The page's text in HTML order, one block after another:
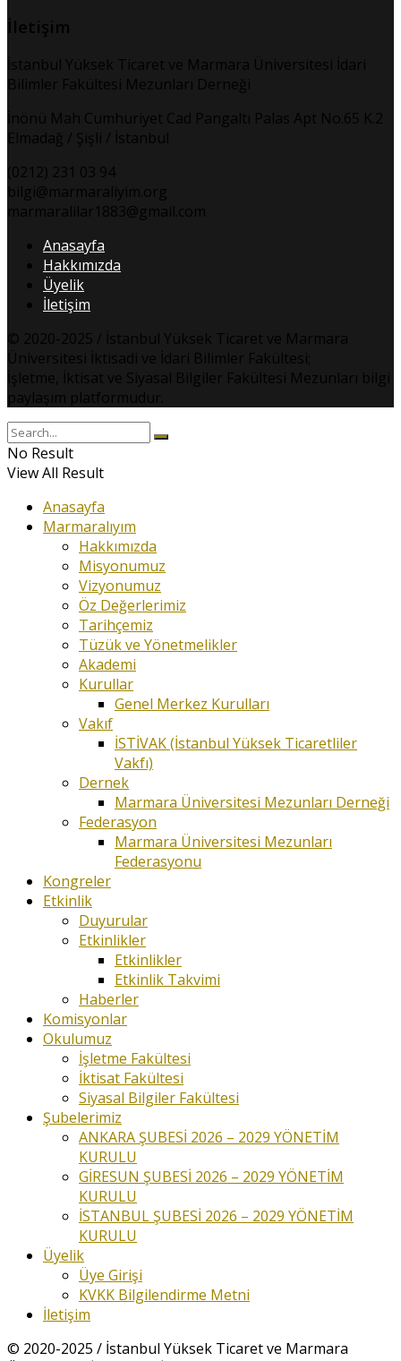
İletişim
İstanbul Yüksek Ticaret ve Marmara Üniversitesi İdari
Bilimler Fakültesi Mezunları Derneği
İnönü Mah Cumhuriyet Cad Pangaltı Palas Apt No.65 K.2
Elmadağ / Şişli / İstanbul
(0212) 231 03 94
bilgi@marmaraliyim.org
marmaralilar1883@gmail.com
Anasayfa
Hakkımızda
Üyelik
İletişim
© 2020-2025 / İstanbul Yüksek Ticaret ve Marmara
Üniversitesi İktisadi ve İdari Bilimler Fakültesi;
İşletme, İktisat ve Siyasal Bilgiler Fakültesi Mezunları bilgi
paylaşım platformudur.
No Result
View All Result
Anasayfa
Marmaralıyım
Hakkımızda
Misyonumuz
Vizyonumuz
Öz Değerlerimiz
Tarihçemiz
Tüzük ve Yönetmelikler
Akademi
Kurullar
Genel Merkez Kurulları
Vakıf
İSTİVAK (İstanbul Yüksek Ticaretliler
Vakfı)
Dernek
Marmara Üniversitesi Mezunları Derneği
Federasyon
Marmara Üniversitesi Mezunları
Federasyonu
Kongreler
Etkinlik
Duyurular
Etkinlikler
Etkinlikler
Etkinlik Takvimi
Haberler
Komisyonlar
Okulumuz
İşletme Fakültesi
İktisat Fakültesi
Siyasal Bilgiler Fakültesi
Şubelerimiz
ANKARA ŞUBESİ 2026 – 2029 YÖNETİM
KURULU
GİRESUN ŞUBESİ 2026 – 2029 YÖNETİM
KURULU
İSTANBUL ŞUBESİ 2026 – 2029 YÖNETİM
KURULU
Üyelik
Üye Girişi
KVKK Bilgilendirme Metni
İletişim
© 2020-2025 / İstanbul Yüksek Ticaret ve Marmara